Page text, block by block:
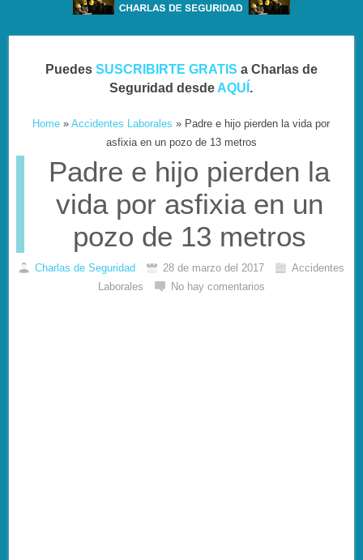
Puedes SUSCRIBIRTE GRATIS a Charlas de
Seguridad desde AQUÍ .
Home »Accidentes Laborales » Padre e hijo pierden la vida por
asfixia en un pozo de 13 metros
Padre e hijo pierden la
vida por asfixia en un
pozo de 13 metros
Charlas de Seguridad 28 de marzo del 2017
Accidentes
Laborales
No hay comentarios